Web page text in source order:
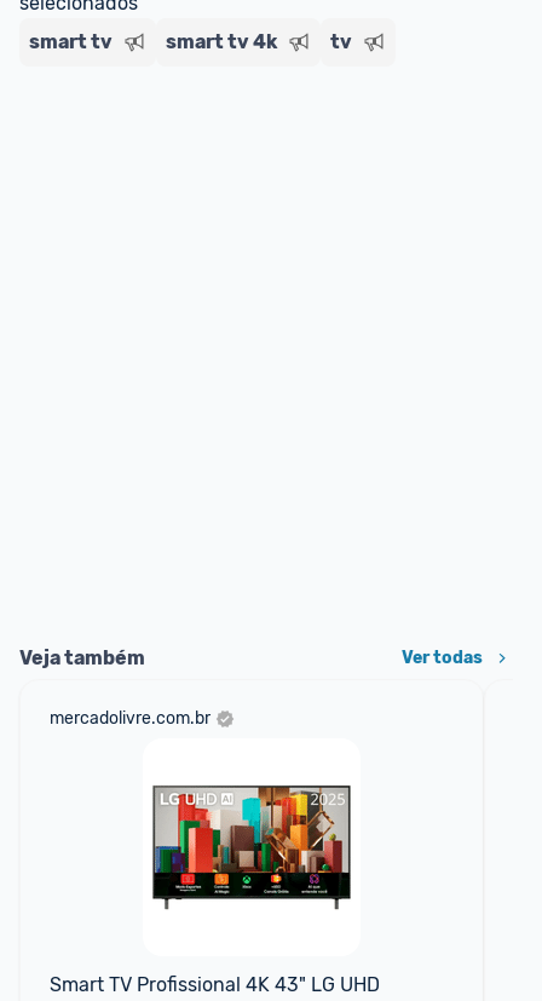
smart tv
smart tv 4k tv
Veja também Ver todas
mercadolivre.com.br
Smart TV Profissional 4K 43" LG UHD